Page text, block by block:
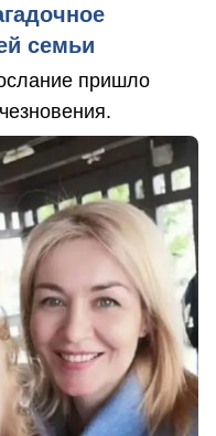
семьи
пришло